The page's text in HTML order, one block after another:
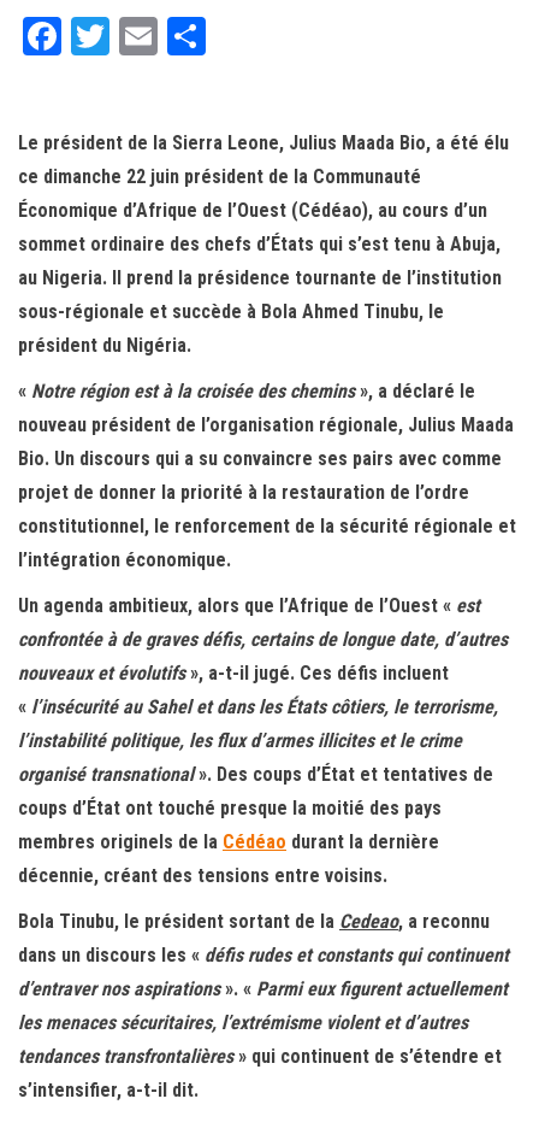
Fa
ok
T
er
E
er
Le président de la Sierra Leone, Julius Maada Bio, a été élu
ce dimanche 22 juin président de la Communauté
Économique d’Afrique de l’Ouest (Cédéao), au cours d’un
sommet ordinaire des chefs d’États qui s’est tenu à Abuja,
au Nigeria. Il prend la présidence tournante de l’institution
sous-régionale et succède à Bola Ahmed Tinubu, le
président du Nigéria.
« Notre région est à la croisée des chemins», a déclaré le
nouveau président de l’organisation régionale, Julius Maada
Bio. Un discours qui a su convaincre ses pairs avec comme
projet de donner la priorité à la restauration de l’ordre
constitutionnel, le renforcement de la sécurité régionale et
l’intégration économique.
Un agenda ambitieux, alors que l’Afrique de l’Ouest « est
confrontée à de graves défis, certains de longue date, d’autres
nouveaux et évolutifs», a-t-il jugé. Ces défis incluent
« l’insécurité au Sahel et dans les États côtiers, le terrorisme,
l’instabilité politique, les flux d’armes illicites et le crime
organisé transnational». Des coups d’État et tentatives de
coups d’État ont touché presque la moitié des pays
membres originels de la Cédéao durant la dernière
décennie, créant des tensions entre voisins.
Bola Tinubu, le président sortant de la Cedeao, a reconnu
dans un discours les « défis rudes et constants qui continuent
d’entraver nos aspirations». « Parmi eux figurent actuellement
les menaces sécuritaires, l’extrémisme violent et d’autres
tendances transfrontalières» qui continuent de s’étendre et
s’intensifier, a-t-il dit.